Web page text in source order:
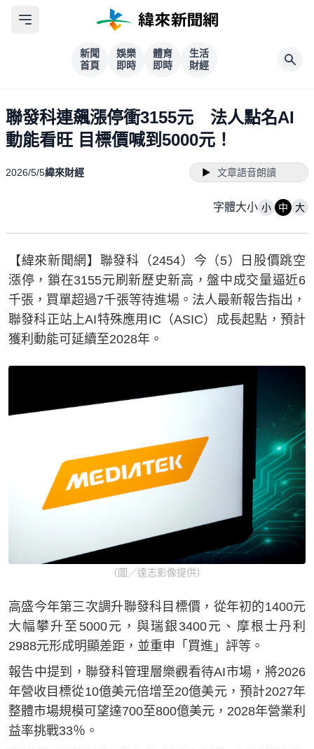
新聞
首頁
娛樂
即時
體育
即時
生活
財經
聯發科連飆漲停衝3155元 法人點名AI
動能看旺 目標價喊到5000元！
2026/5/5緯來財經 文章語音朗讀
字體大小 小 中 大
【緯來新聞網】聯發科（2454）今（5）日股價跳空
漲停，鎖在3155元刷新歷史新高，盤中成交量逼近6
千張，買單超過7千張等待進場。法人最新報告指出，
聯發科正站上AI特殊應用IC（ASIC）成長起點，預計
獲利動能可延續至2028年。
（圖／達志影像提供）
高盛今年第三次調升聯發科目標價，從年初的1400元
大幅攀升至5000元，與瑞銀3400元、摩根士丹利
2988元形成明顯差距，並重申「買進」評等。
報告中提到，聯發科管理層樂觀看待AI市場，將2026
年營收目標從10億美元倍增至20億美元，預計2027年
整體市場規模可望達700至800億美元，2028年營業利
益率挑戰33％。